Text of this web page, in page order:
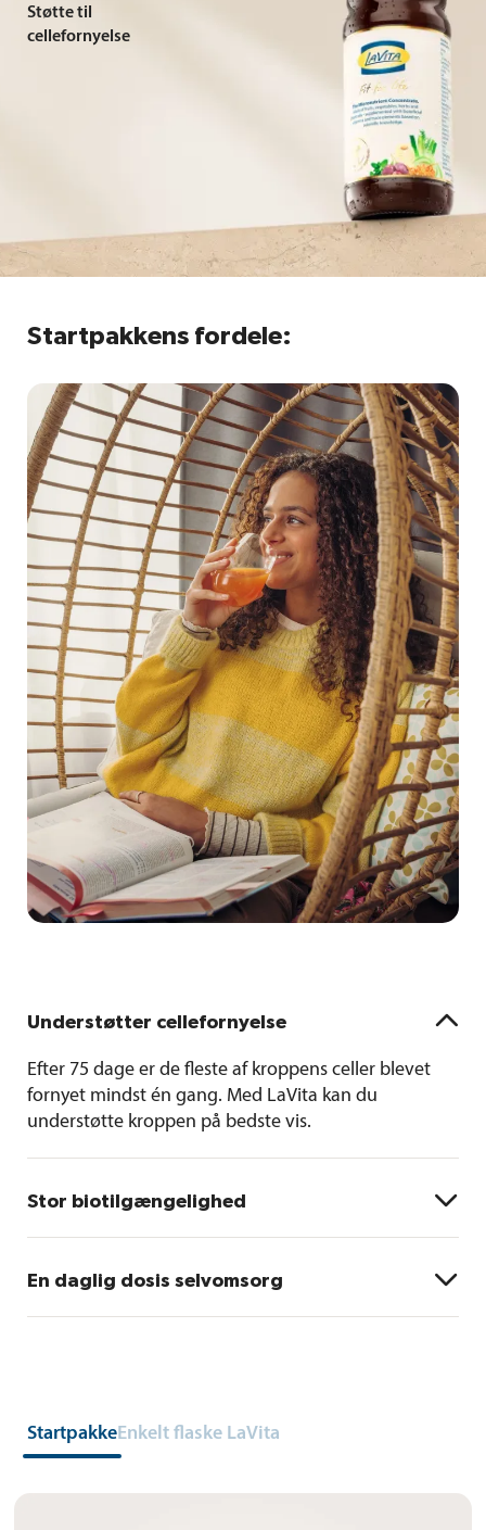
Støtte til
cellefornyelse
Startpakkens fordele:
Understøtter cellefornyelse 
Efter 75 dage er de fleste af kroppens celler blevet
fornyet mindst én gang. Med LaVita kan du
understøtte kroppen på bedste vis.
Stor biotilgængelighed 
vitaminniveauer i blodet blev forbedret ved daglig
En daglig dosis selvomsorg 
StartpakkeEnkelt flaske LaVita